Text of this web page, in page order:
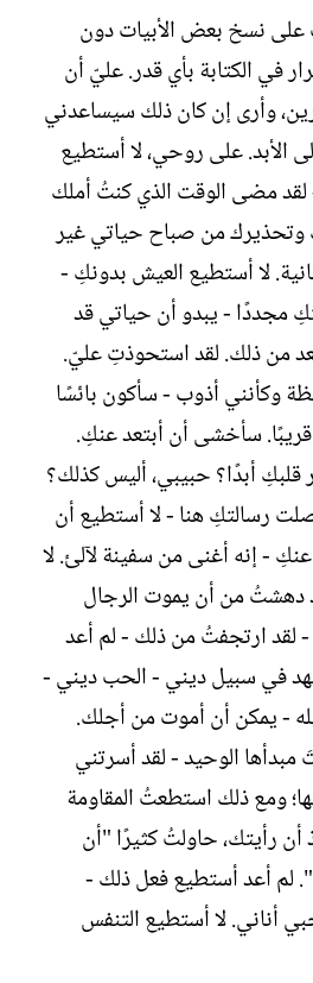
ل
إ
ن
ش
ا
ء
نسخ بعض الأبيات دون
في الكتابة بأي قدر. عليّ أن
وأرى إن كان ذلك سيساعدني
الأبد. على روحي، لا أستطيع
مضى الوقت الذي كنتُ أملك
من صباح حياتي غير
لا أستطيع العيش بدونكِ -
مجددًا - يبدو أن حياتي قد
من ذلك. لقد استحوذتِ عليّ.
وكأنني أذوب - سأكون بائسًا
سأخشى أن أبتعد عنكِ.
قلبكِ أبدًا؟ حبيبي، أليس كذلك؟
رسالتكِ هنا - لا أستطيع أن
- إنه أغنى من سفينة لآلئ. لا
دهشتُ من أن يموت الرجال
لقد ارتجفتُ من ذلك - لم أعد
في سبيل ديني - الحب ديني -
- يمكن أن أموت من أجلك.
الوحيد - لقد أسرتني
ومع ذلك استطعتُ المقاومة
رأيتك، حاولتُ كثيرًا "أن
لم أعد أستطيع فعل ذلك -
أناني. لا أستطيع التنفس